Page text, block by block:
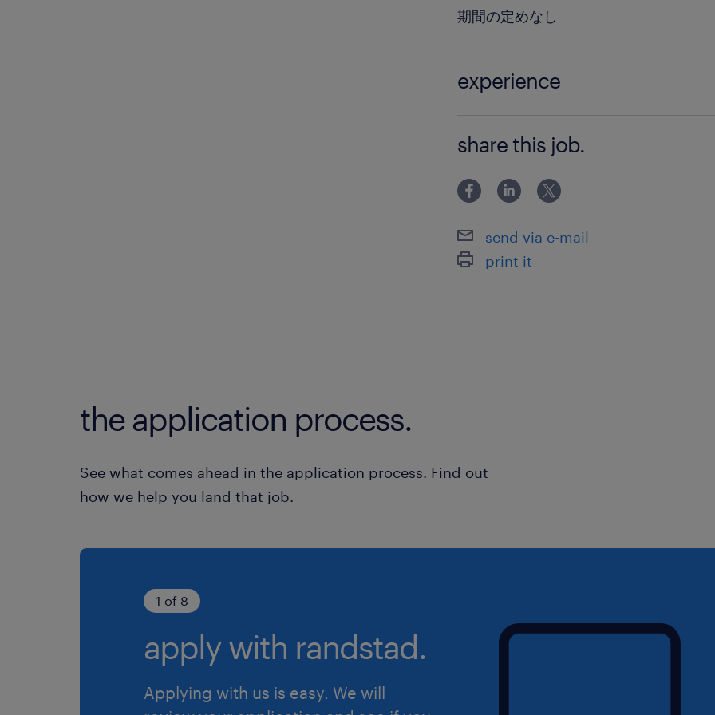
期間の定めなし
experience
算の決算関連業務の経験がある方を想
◇WANT ・会計ソフトの使用経験（「
務・会計システムの基盤づく
share this job.
send via e-mail
print it
the application process.
See what comes ahead in the application process. Find out
how we help you land that job.
1 of 8
apply with randstad.
Applying with us is easy. We will